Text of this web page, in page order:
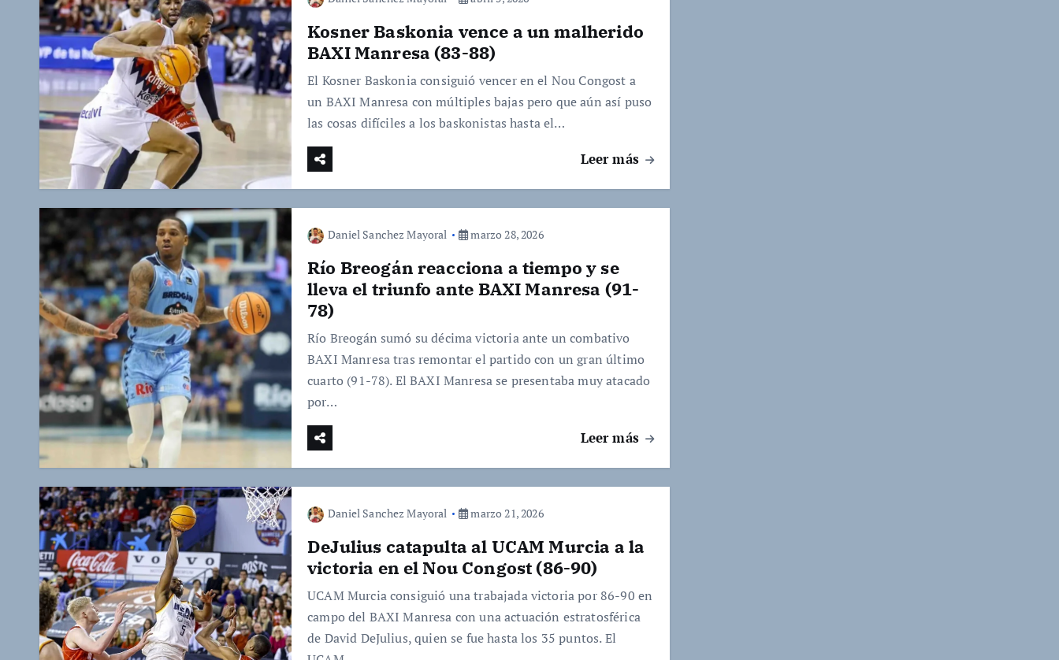
Kosner Baskonia vence a un malherido
BAXI Manresa (83-88)
El Kosner Baskonia consiguió vencer en el Nou Congost a
un BAXI Manresa con múltiples bajas pero que aún así puso
las cosas difíciles a los baskonistas hasta el…
Leer más
Daniel Sanchez Mayoral marzo 28, 2026
Río Breogán reacciona a tiempo y se
lleva el triunfo ante BAXI Manresa (91-
78)
Río Breogán sumó su décima victoria ante un combativo
BAXI Manresa tras remontar el partido con un gran último
cuarto (91-78). El BAXI Manresa se presentaba muy atacado
por…
Leer más
Daniel Sanchez Mayoral marzo 21, 2026
DeJulius catapulta al UCAM Murcia a la
victoria en el Nou Congost (86-90)
UCAM Murcia consiguió una trabajada victoria por 86-90 en
campo del BAXI Manresa con una actuación estratosférica
de David DeJulius, quien se fue hasta los 35 puntos. El